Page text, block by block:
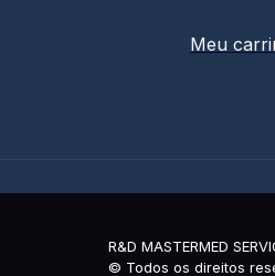
Meu
R&D MASTERMED
© Todos os direitos